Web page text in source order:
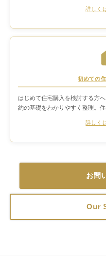
詳しく
初めての
はじめて住宅購入を検討する方
約の基礎をわかりやすく整理。
詳しく
お問
Our